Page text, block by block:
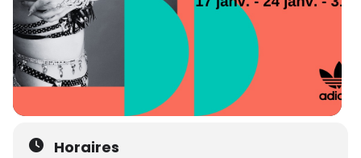
Horaires